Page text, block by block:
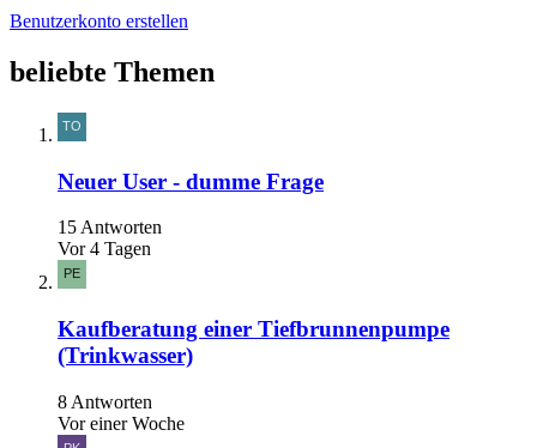
Benutzerkonto erstellen
beliebte Themen
Neuer User - dumme Frage
15 Antworten
Vor 4 Tagen
Kaufberatung einer Tiefbrunnenpumpe
(Trinkwasser)
8 Antworten
Vor einer Woche